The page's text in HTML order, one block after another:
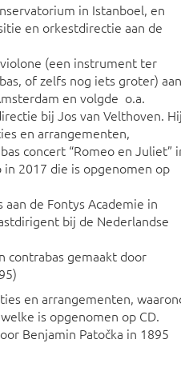
in Istanboel, en
en orkestdirectie aan de
(een instrument ter
of zelfs nog iets groter) aan
en volgde o.a.
bij Jos van Velthoven.
en arrangementen,
concert “Romeo en Juliet”
2017 die is opgenomen op
aan de Fontys Academie in
bij de Nederlandse
contrabas gemaakt door
en arrangementen,
is opgenomen op CD.
Benjamin Patočka in 1895